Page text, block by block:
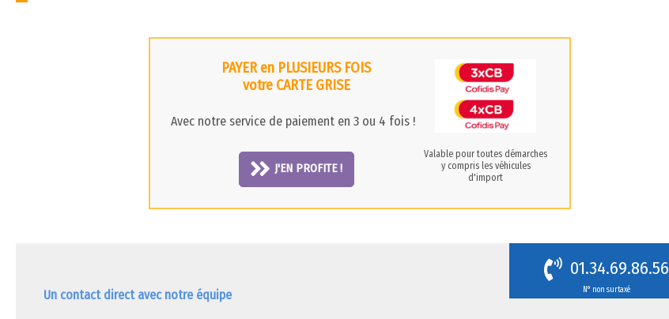
PAYER en PLUSIEURS FOIS
votre CARTE GRISE
Avec notre service de paiement en 3 ou 4 fois !
J'EN PROFITE !
Valable pour toutes démarches
y compris les véhicules
d'import
Un contact direct avec notre équipe
01.34.69.86.56
N° non surtaxé